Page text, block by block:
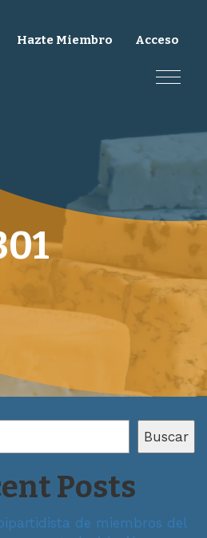
Hazte Miembro Acceso
Buscar
Posts
de miembros del